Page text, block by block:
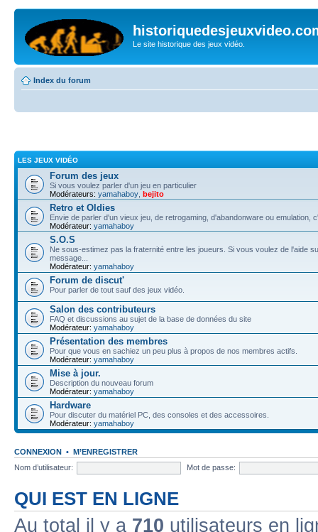
Le site historique des jeux vidéo.
Index du forum
LES JEUX VIDÉO
Forum des jeux
Si vous voulez parler d'un jeu en particulier
Modérateurs: yamahaboy bejito
Retro et Oldies
Envie de parler d'un vieux jeu, de retrogaming, d'abandonware ou emulation,
Modérateur: yamahaboy
S.O.S
Ne sous-estimez pas la fraternité entre les joueurs. Si vous voulez de l'aide
message...
Modérateur: yamahaboy
Forum de discut'
Pour parler de tout sauf des jeux vidéo.
Salon des contributeurs
FAQ et discussions au sujet de la base de données du site
Modérateur: yamahaboy
Présentation des membres
Pour que vous en sachiez un peu plus à propos de nos membres actifs.
Modérateur: yamahaboy
Mise à jour.
Description du nouveau forum
Modérateur: yamahaboy
Hardware
Pour discuter du matériel PC, des consoles et des accessoires.
Modérateur: yamahaboy
CONNEXION • M’ENREGISTRER
Nom d’utilisateur:
Mot de passe:
QUI EST EN LIGNE
Au total il y a 710 utilisateurs en